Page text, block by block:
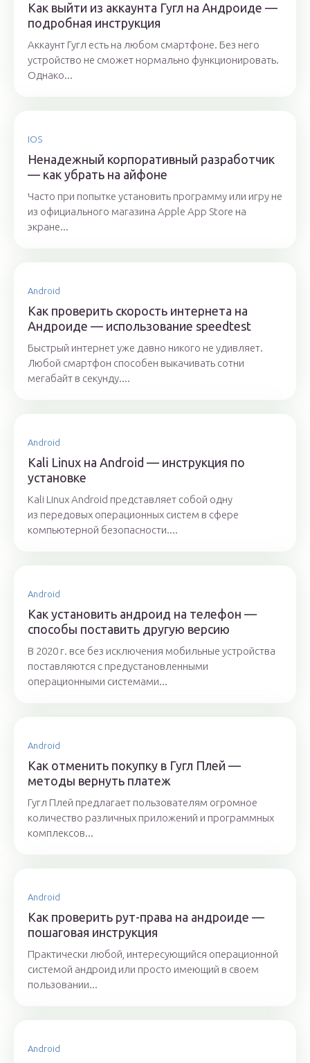
Как выйти из аккаунта Гугл на Андроиде —
подробная инструкция
Аккаунт Гугл есть на любом смартфоне. Без него
устройство не сможет нормально функционировать.
Однако...
IOS
Ненадежный корпоративный разработчик
— как убрать на айфоне
Часто при попытке установить программу или игру не
из официального магазина Apple App Store на
экране...
Android
Как проверить скорость интернета на
Андроиде — использование speedtest
Быстрый интернет уже давно никого не удивляет.
Любой смартфон способен выкачивать сотни
мегабайт в секунду....
Android
Kali Linux на Android — инструкция по
установке
Kali Linux Android представляет собой одну
из передовых операционных систем в сфере
компьютерной безопасности....
Android
Как установить андроид на телефон —
способы поставить другую версию
В 2020 г. все без исключения мобильные устройства
поставляются с предустановленными
операционными системами...
Android
Как отменить покупку в Гугл Плей —
методы вернуть платеж
Гугл Плей предлагает пользователям огромное
количество различных приложений и программных
комплексов...
Android
Как проверить рут-права на андроиде —
пошаговая инструкция
Практически любой, интересующийся операционной
системой андроид или просто имеющий в своем
пользовании...
Android